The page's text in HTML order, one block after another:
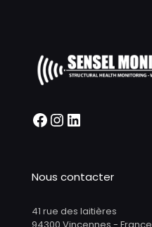
Nous contacter
41 rue des laitières
94300 Vincennes - France